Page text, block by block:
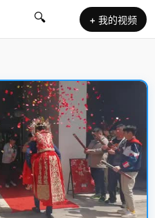
🔍 + 我的视频